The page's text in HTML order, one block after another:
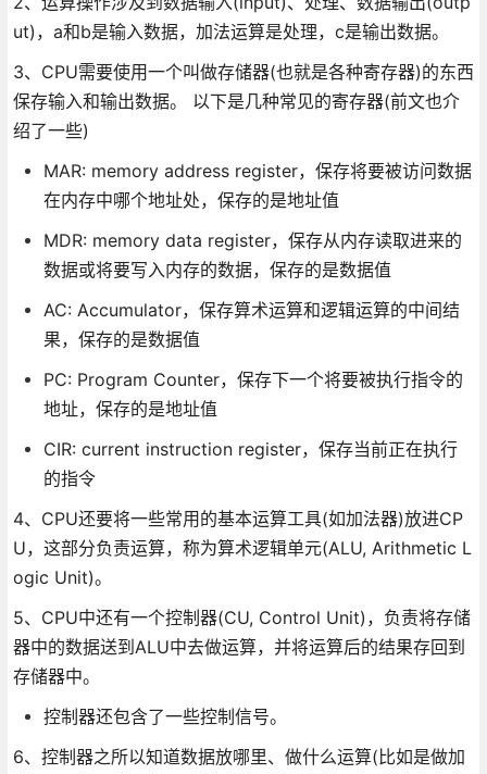
ut)，a和b是输入数据，加法运算是处理，c是输出数据。
3、CPU需要使用一个叫做存储器(也就是各种寄存器)的东西
保存输入和输出数据。 以下是几种常见的寄存器(前文也介
绍了一些)
MAR: memory address register，保存将要被访问数据
在内存中哪个地址处，保存的是地址值
MDR: memory data register，保存从内存读取进来的
数据或将要写入内存的数据，保存的是数据值
AC: Accumulator，保存算术运算和逻辑运算的中间结
果，保存的是数据值
PC: Program Counter，保存下一个将要被执行指令的
地址，保存的是地址值
CIR: current instruction register，保存当前正在执行
的指令
4、CPU还要将一些常用的基本运算工具(如加法器)放进CP
U，这部分负责运算，称为算术逻辑单元(ALU, Arithmetic L
ogic Unit)。
5、CPU中还有一个控制器(CU, Control Unit)，负责将存储
器中的数据送到ALU中去做运算，并将运算后的结果存回到
存储器中。
控制器还包含了一些控制信号。
6、控制器之所以知道数据放哪里、做什么运算(比如是做加